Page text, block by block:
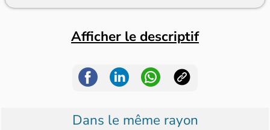
Afficher le descriptif
Dans le même rayon